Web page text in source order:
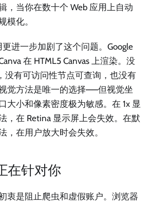
，当你在数十个 Web 应用上自动
模化。
更进一步加剧了这个问题。Google
在 HTML5 Canvas 上渲染。没
没有可访问性节点可查询，也没有
觉方法是唯一的选择——但视觉坐
大小和像素密度极为敏感。在 1x 显
，在 Retina 显示屏上会失效。在默
，在用户放大时会失效。
在针对你
衷是阻止爬虫和虚假账户。浏览器